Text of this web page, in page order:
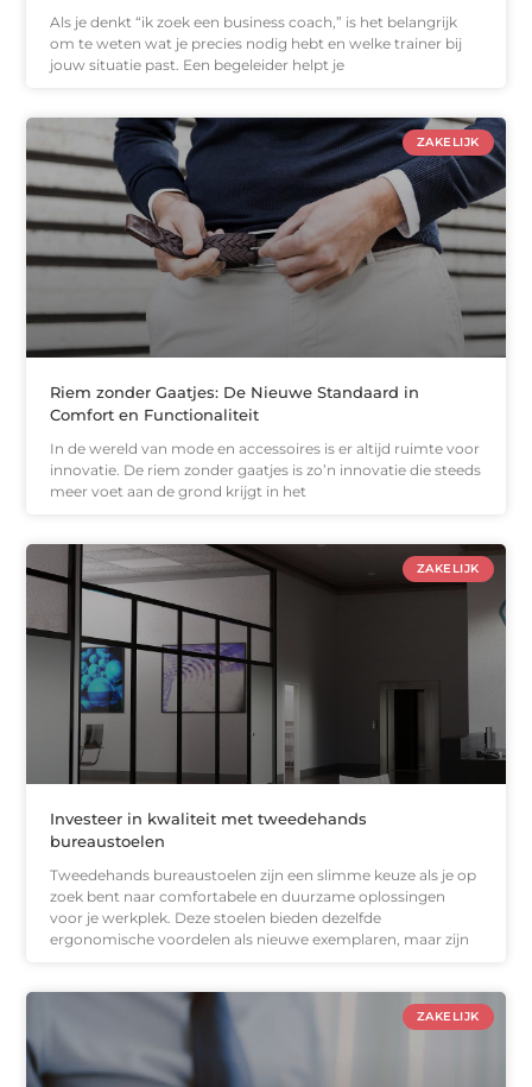
Als je denkt “ik zoek een business coach,” is het belangrijk
om te weten wat je precies nodig hebt en welke trainer bij
jouw situatie past. Een begeleider helpt je
ZAKELIJK
Riem zonder Gaatjes: De Nieuwe Standaard in
Comfort en Functionaliteit
In de wereld van mode en accessoires is er altijd ruimte voor
innovatie. De riem zonder gaatjes is zo’n innovatie die steeds
meer voet aan de grond krijgt in het
ZAKELIJK
Investeer in kwaliteit met tweedehands
bureaustoelen
Tweedehands bureaustoelen zijn een slimme keuze als je op
zoek bent naar comfortabele en duurzame oplossingen
voor je werkplek. Deze stoelen bieden dezelfde
ergonomische voordelen als nieuwe exemplaren, maar zijn
ZAKELIJK